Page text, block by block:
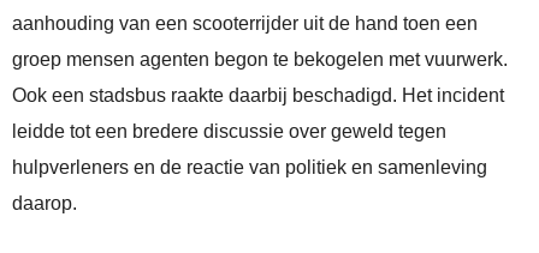
aanhouding van een scooterrijder uit de hand toen een
groep mensen agenten begon te bekogelen met vuurwerk.
Ook een stadsbus raakte daarbij beschadigd. Het incident
leidde tot een bredere discussie over geweld tegen
hulpverleners en de reactie van politiek en samenleving
daarop.